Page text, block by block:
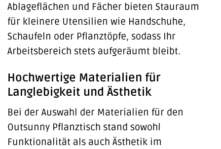
Ablageflächen und Fächer bieten Stauraum
für kleinere Utensilien wie Handschuhe,
Schaufeln oder Pflanztöpfe, sodass Ihr
Arbeitsbereich stets aufgeräumt bleibt.
Hochwertige Materialien für
Langlebigkeit und Ästhetik
Bei der Auswahl der Materialien für den
Outsunny Pflanztisch stand sowohl
Funktionalität als auch Ästhetik im